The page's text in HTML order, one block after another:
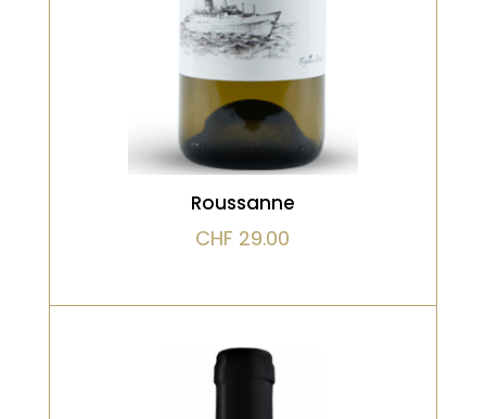
VOIR LE PRODUIT
Roussanne
CHF 29.00